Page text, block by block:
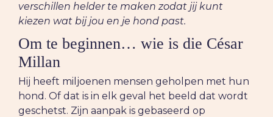
verschillen helder te maken zodat jij kunt
kiezen wat bij jou en je hond past.
Om te beginnen… wie is die César
Millan
Hij heeft miljoenen mensen geholpen met hun
hond. Of dat is in elk geval het beeld dat wordt
geschetst. Zijn aanpak is gebaseerd op